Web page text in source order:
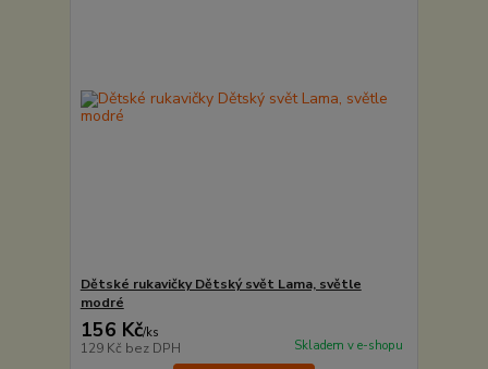
Dětské rukavičky Dětský svět Lama, světle
modré
156 Kč/ks
129 Kč bez DPH Skladem v e-shopu